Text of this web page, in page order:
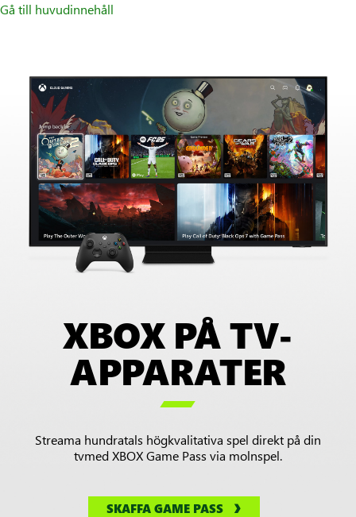
Gå till huvudinnehåll
Animering
appens
hemskärm
på
en
smart-
XBOX PÅ TV-
APPARATER

Streama hundratals högkvalitativa spel direkt på din
tvmed XBOX Game Pass via molnspel.
SKAFFA GAME PASS